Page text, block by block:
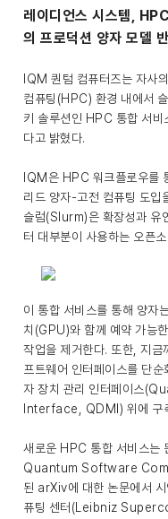
레이디언스 시스템,
의 프로덕션 양자 모델
IQM 퀀텀 컴퓨터즈는 자사
컴퓨팅(HPC) 환경 내에서
키 솔루션인 HPC 통합 서
다고 밝혔다.
IQM은 HPC 워크플로우를
리드 양자-고전 컴퓨팅 도입
슬럼(Slurm)은 확장성과 유
터 대부분이 사용하는 오픈
이 통합 서비스를 통해 양자
치(GPU)와 함께 예약 가능
작업을 제거한다. 또한, 지금
프트웨어 인터페이스를 단
자 장치 관리 인터페이스
Interface, QDMI) 위에 구
새로운 HPC 통합 서비스는
Quantum Software
된 arXiv에 대한 논문에서
퓨팅 센터(Leibniz